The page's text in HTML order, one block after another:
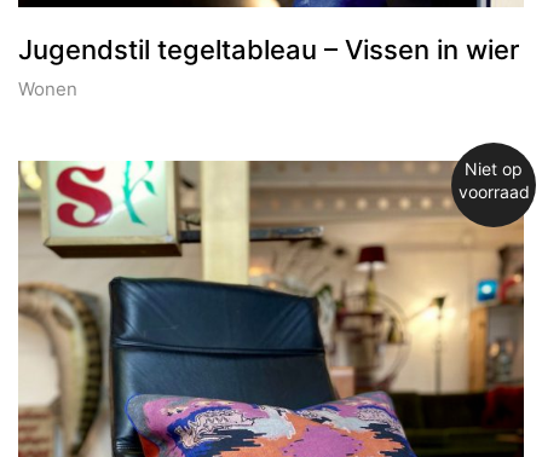
Jugendstil tegeltableau – Vissen in wier
Wonen
Niet op
voorraad